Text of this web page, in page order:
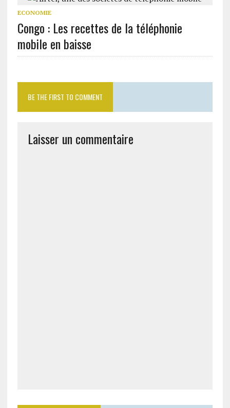
ECONOMIE
Congo : Les recettes de la téléphonie
mobile en baisse
BE THE FIRST TO COMMENT
Laisser un commentaire